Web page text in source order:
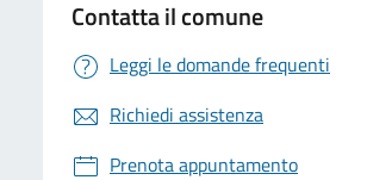
Contatta il comune
Leggi le domande frequenti
Richiedi assistenza
Prenota appuntamento